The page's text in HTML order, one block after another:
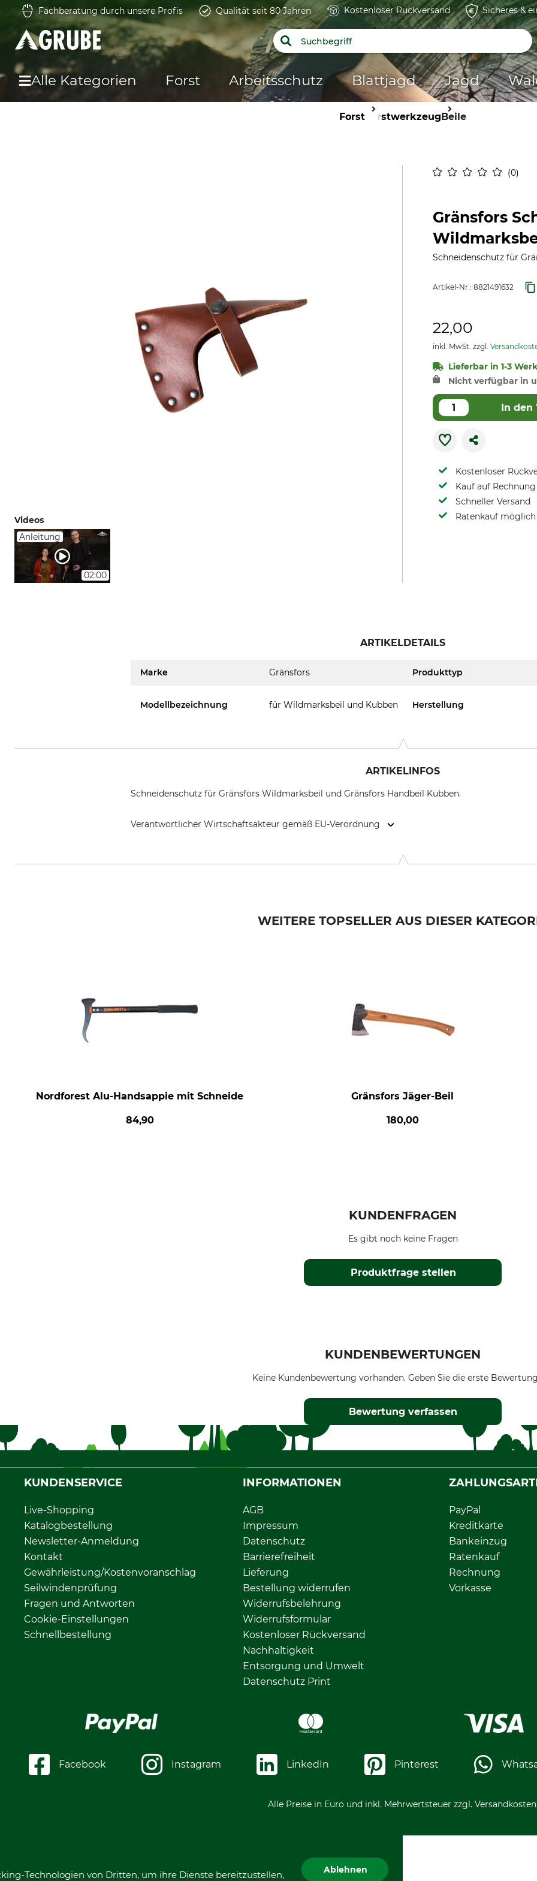
Fachberatung durch unsere Profis Qualität seit 80 Jahren Kostenloser Rückversand Sicheres &
Alle Kategorien Forst Arbeitsschutz Blattjagd Jagd
Forst ForstwerkzeugBeile
0
Videos
Anleitung
02:00
Gränsfors
Schneidenschutz für
Artikel-Nr.: 8821491632
22,00
inkl. MwSt. zzgl.
Lieferbar in 1-3
Nicht verfügbar in
In den
Kostenloser
Kauf auf
Schneller Versand
Ratenkauf möglich
ARTIKELDETAILS
Marke Gränsfors Produkttyp
Modellbezeichnung für Wildmarksbeil und Kubben Herstellung
ARTIKELINFOS
Schneidenschutz für Gränsfors Wildmarksbeil und Gränsfors Handbeil Kubben.
Verantwortlicher Wirtschaftsakteur gemäß EU-Verordnung
WEITERE TOPSELLER AUS DIESER
Nordforest Alu-Handsappie mit Schneide
84,90
Gränsfors Jäger-Beil
180,00
KUNDENFRAGEN
Produktfrage stellen
Es gibt noch keine Fragen
KUNDENBEWERTUNGEN
Keine Kundenbewertung vorhanden. Geben Sie die erste
Bewertung verfassen
KUNDENSERVICE
Live-Shopping
Katalogbestellung
Newsletter-Anmeldung
Kontakt
Gewährleistung/Kostenvoranschlag
Seilwindenprüfung
Fragen und Antworten
Cookie-Einstellungen
Schnellbestellung
INFORMATIONEN
AGB
Impressum
Datenschutz
Barrierefreiheit
Lieferung
Bestellung widerrufen
Widerrufsbelehrung
Widerrufsformular
Kostenloser Rückversand
Nachhaltigkeit
Entsorgung und Umwelt
Datenschutz Print
PayPal
Kreditkarte
Bankeinzug
Ratenkauf
Rechnung
Vorkasse
Facebook Instagram LinkedIn Pinterest
Alle Preise in Euro und inkl. Mehrwertsteuer zzgl.
Technologien von Dritten, um ihre Dienste bereitzustellen, Ablehnen